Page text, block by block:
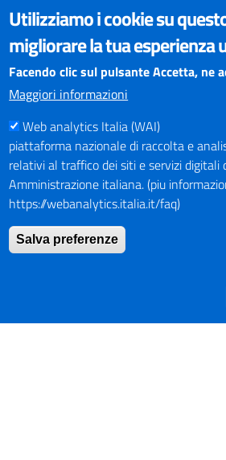
VISUALIZZAZIONE CONTENUTI
Il sito internet della Provincia di
essere visualizzato dai principali
browser non aggiornati può creare
dei contenuti.
PAGAMENTI
SOCIAL NETWORKS
Pagina Facebook
Profilo Instagram
PNRR (Piano Nazionale di Ripresa e
Utilizziamo i cookie su
migliorare la tua esperienza
Facendo clic sul pulsante Accetta, ne
Maggiori informazioni
Web analytics Italia (WAI)
piattaforma nazionale di raccolta e
relativi al traffico dei siti e servizi digitali
Amministrazione italiana. (piu
https://webanalytics.italia.it/faq)
Salva preferenze